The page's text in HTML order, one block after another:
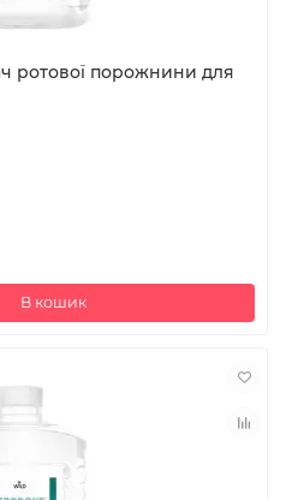
ротової порожнини для
В кошик